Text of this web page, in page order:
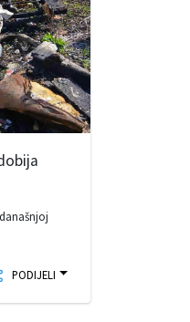
PODIJELI